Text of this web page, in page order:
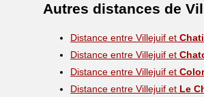
Autres distances de
Distance entre Villejuif et
Distance entre Villejuif et
Distance entre Villejuif et
Distance entre Villejuif et Le